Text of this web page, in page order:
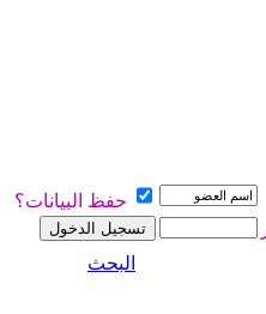
حفظ البيانات؟
البحث